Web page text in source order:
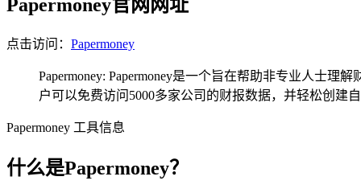
Papermoney官网网址
点击访问： Papermoney
Papermoney: Papermoney是一个旨在帮助非专业人士
户可以免费访问5000多家公司的财报数据，并轻松创建
Papermoney 工具信息
什么是Papermoney？